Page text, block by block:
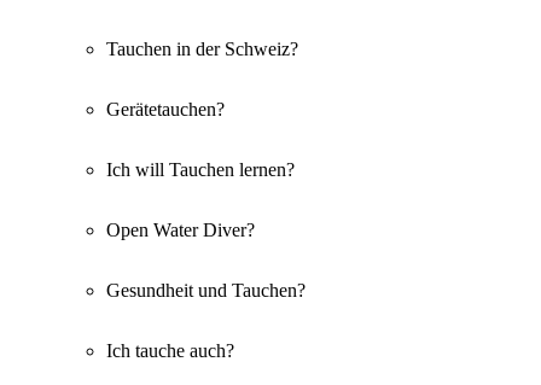
Tauchen in der Schweiz?
Gerätetauchen?
Ich will Tauchen lernen?
Open Water Diver?
Gesundheit und Tauchen?
Ich tauche auch?